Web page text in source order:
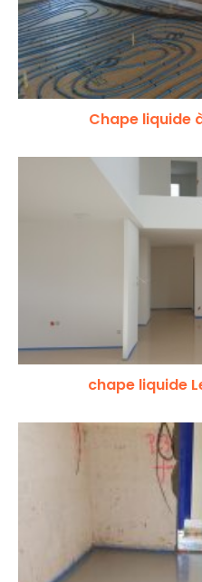
Chape liquide
chape liquide